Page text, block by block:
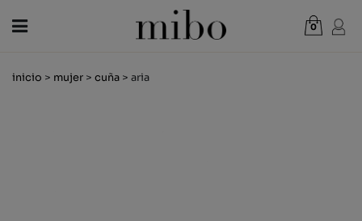
0
inicio > mujer > cuña > aria